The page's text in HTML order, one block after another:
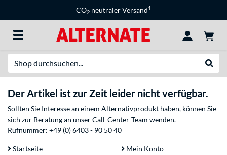
CO2 neutraler Versand1
Der Artikel ist zur Zeit leider nicht verfügbar.
Sollten Sie Interesse an einem Alternativprodukt haben, können Sie
sich zur Beratung an unser Call-Center-Team wenden.
Rufnummer: +49 (0) 6403 - 90 50 40
Startseite Mein Konto